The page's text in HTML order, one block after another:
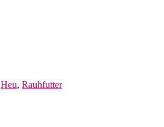
Heu, Rauhfutter